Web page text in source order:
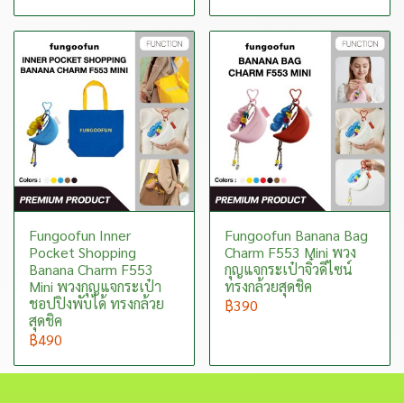
Fungoofun Inner
Pocket Shopping
Banana Charm F553
Mini พวงกุญแจกระเป๋า
ชอปปิงพับได้ ทรงกล้วย
สุดชิค
฿490
Fungoofun Banana Bag
Charm F553 Mini พวง
กุญแจกระเป๋าจิ๋วดีไซน์
ทรงกล้วยสุดชิค
฿390